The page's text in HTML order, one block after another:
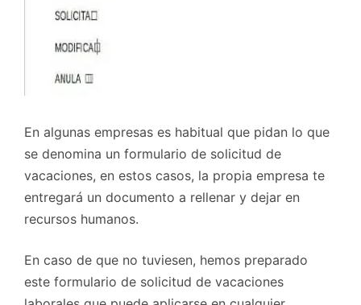
En algunas empresas es habitual que pidan lo que
se denomina un formulario de solicitud de
vacaciones, en estos casos, la propia empresa te
entregará un documento a rellenar y dejar en
recursos humanos.
En caso de que no tuviesen, hemos preparado
este formulario de solicitud de vacaciones